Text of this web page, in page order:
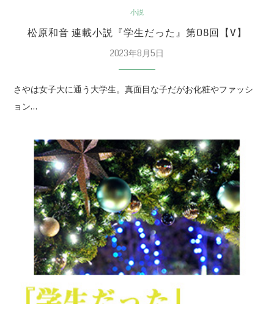
小説
松原和音 連載小説『学生だった』第08回【V】
2023年8月5日
さやは女子大に通う大学生。真面目な子だがお化粧やファッシ
ョン…